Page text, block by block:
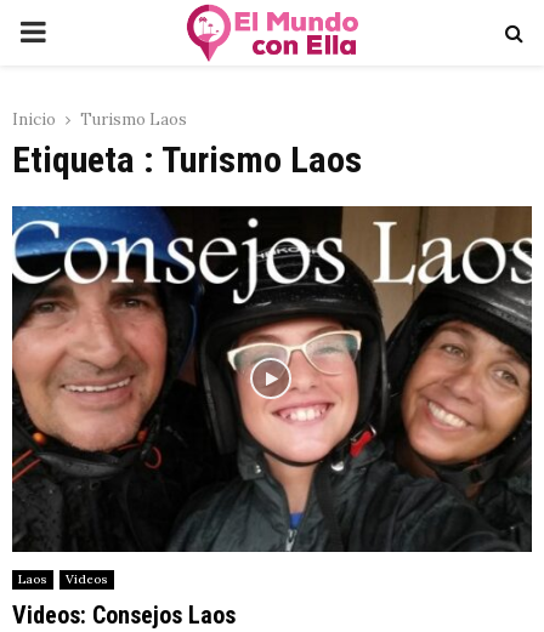
PRIMARY
Inicio Turismo Laos
Etiqueta : Turismo Laos
Laos Videos
Videos: Consejos Laos